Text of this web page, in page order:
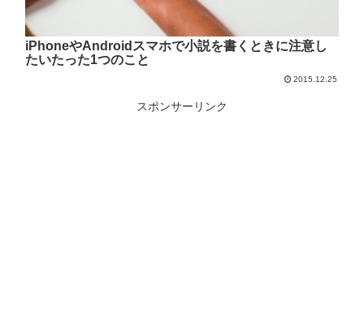
iPhoneやAndroidスマホで小説を書くときに注意し
たいたった1つのこと
2015.12.25
スポンサーリンク